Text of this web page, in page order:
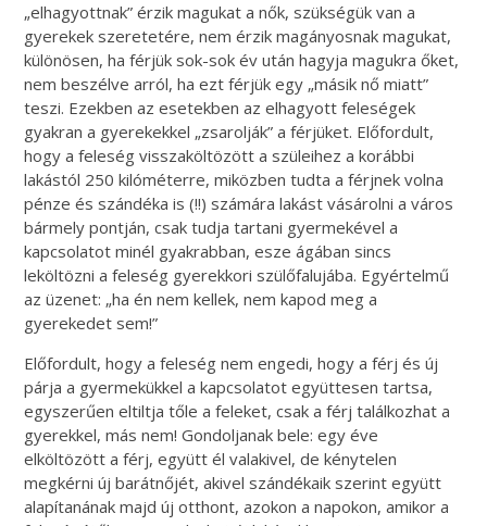
„elhagyottnak” érzik magukat a nők, szükségük van a
gyerekek szeretetére, nem érzik magányosnak magukat,
különösen, ha férjük sok-sok év után hagyja magukra őket,
nem beszélve arról, ha ezt férjük egy „másik nő miatt”
teszi. Ezekben az esetekben az elhagyott feleségek
gyakran a gyerekekkel „zsarolják” a férjüket. Előfordult,
hogy a feleség visszaköltözött a szüleihez a korábbi
lakástól 250 kilóméterre, miközben tudta a férjnek volna
pénze és szándéka is (!!) számára lakást vásárolni a város
bármely pontján, csak tudja tartani gyermekével a
kapcsolatot minél gyakrabban, esze ágában sincs
leköltözni a feleség gyerekkori szülőfalujába. Egyértelmű
az üzenet: „ha én nem kellek, nem kapod meg a
gyerekedet sem!”
Előfordult, hogy a feleség nem engedi, hogy a férj és új
párja a gyermekükkel a kapcsolatot együttesen tartsa,
egyszerűen eltiltja tőle a feleket, csak a férj találkozhat a
gyerekkel, más nem! Gondoljanak bele: egy éve
elköltözött a férj, együtt él valakivel, de kénytelen
megkérni új barátnőjét, akivel szándékaik szerint együtt
alapítanának majd új otthont, azokon a napokon, amikor a